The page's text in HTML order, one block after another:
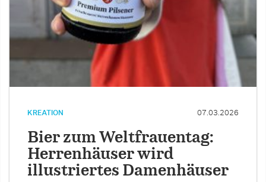
KREATION 07.03.2026
Bier zum Weltfrauentag:
Herrenhäuser wird
illustriertes Damenhäuser